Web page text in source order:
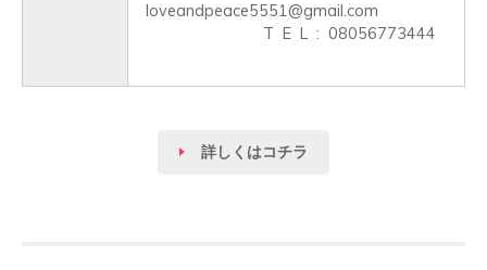
loveandpeace5551@gmail.com
詳しくはコチラ